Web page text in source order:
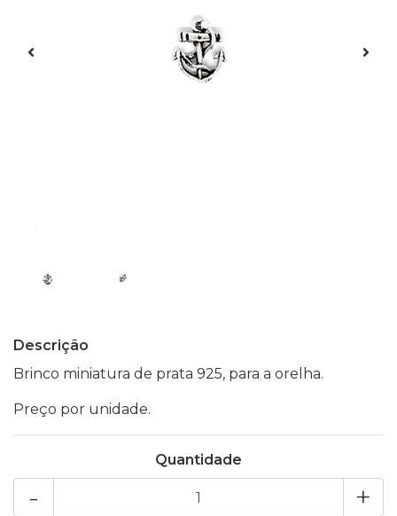
Descrição
Brinco miniatura de prata 925, para a orelha.
Preço por unidade.
Quantidade
+
-